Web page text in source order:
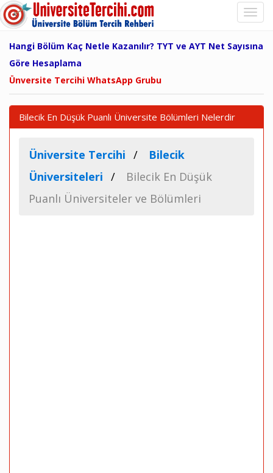
Hangi Bölüm Kaç Netle Kazanılır? TYT ve AYT Net Sayısına
Göre Hesaplama
Ünversite Tercihi WhatsApp Grubu
Bilecik En Düşük Puanlı Üniversite Bölümleri Nelerdir
Üniversite Tercihi
Bilecik
Üniversiteleri
Bilecik En Düşük
Puanlı Üniversiteler ve Bölümleri